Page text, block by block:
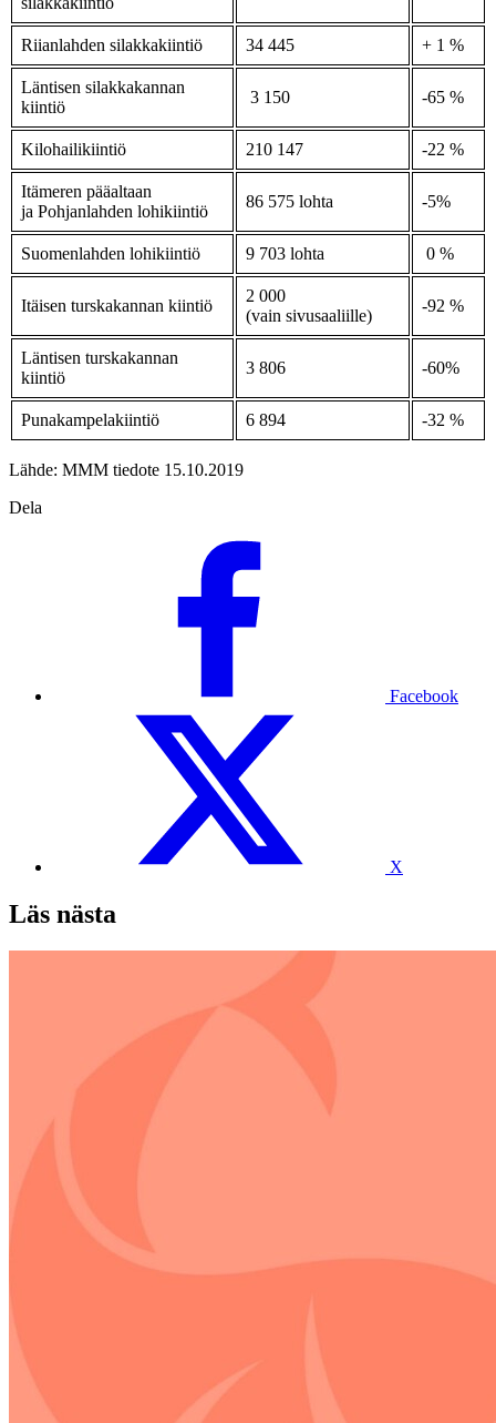
Riianlahden silakkakiintiö 34 445 + 1 %
Läntisen silakkakannan
kiintiö
3 150 -65 %
Kilohailikiintiö 210 147 -22 %
Itämeren pääaltaan
ja Pohjanlahden lohikiintiö
86 575 lohta -5%
Suomenlahden lohikiintiö 9 703 lohta 0 %
Itäisen turskakannan kiintiö
2 000
(vain sivusaaliille)
-92 %
Läntisen turskakannan
kiintiö
3 806 -60%
Punakampelakiintiö 6 894 -32 %
Lähde: MMM tiedote 15.10.2019
Dela
Facebook
X
Läs nästa